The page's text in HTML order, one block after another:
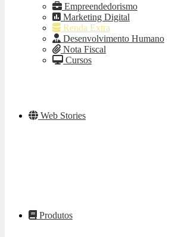
Empreendedorismo
Marketing Digital
Renda Extra
Desenvolvimento Humano
Nota Fiscal
Cursos
Web Stories
Produtos